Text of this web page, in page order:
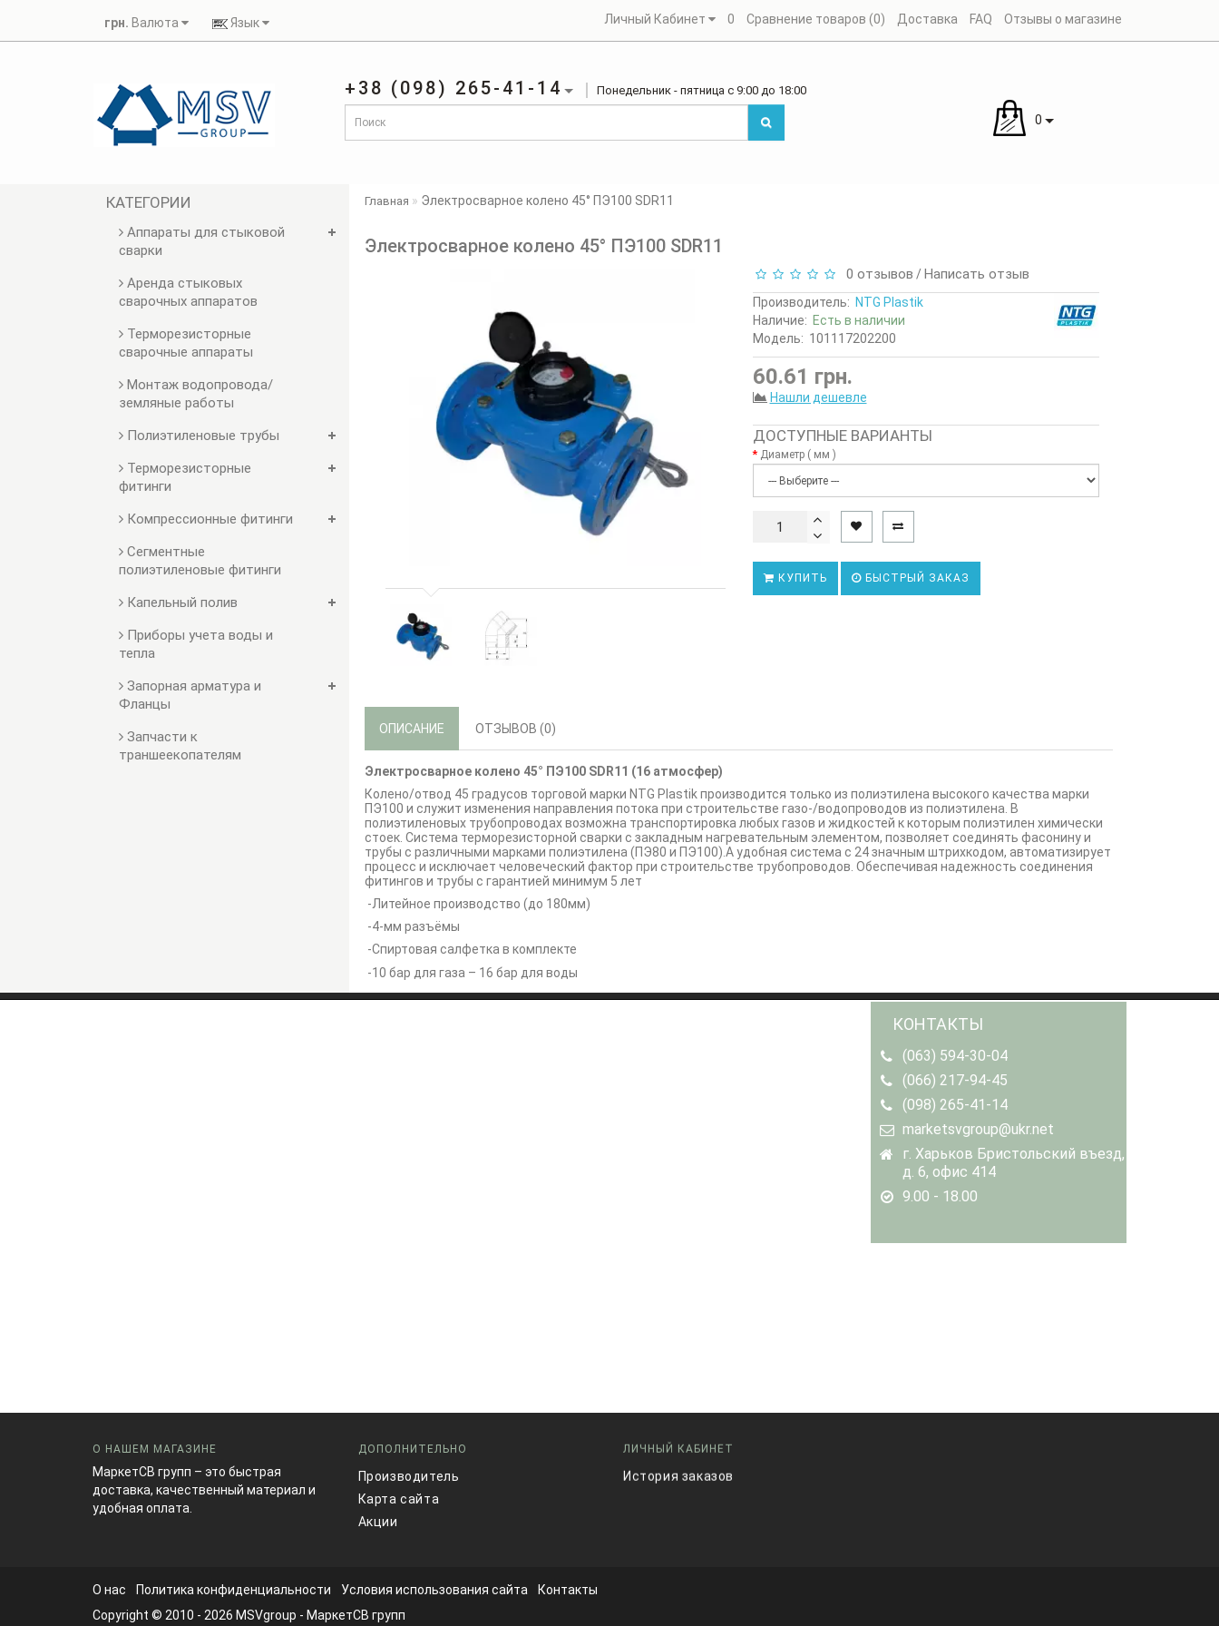
грн. Валюта Язык Личный Кабинет 0 Сравнение товаров (0) Доставка FAQ Отзывы о магазине
+38 (098) 265-41-14 Понедельник - пятница с 9:00 до 18:00
0
КАТЕГОРИИ
Аппараты для стыковой
сварки
Аренда стыковых
сварочных аппаратов
Терморезисторные
сварочные аппараты
Монтаж водопровода/
земляные работы
Полиэтиленовые трубы
Терморезисторные
фитинги
Компрессионные фитинги
Сегментные
полиэтиленовые фитинги
Капельный полив
Приборы учета воды и
тепла
Запорная арматура и
Фланцы
Запчасти к
траншеекопателям
Главная Электросварное колено 45° ПЭ100 SDR11
Электросварное колено 45° ПЭ100 SDR11
0 отзывов / Написать отзыв
Производитель: NTG Plastik
Наличие: Есть в наличии
Модель: 101117202200
60.61 грн.
Нашли дешевле
ДОСТУПНЫЕ ВАРИАНТЫ
Диаметр ( мм )
КУПИТЬ БЫСТРЫЙ ЗАКАЗ
ОПИСАНИЕ ОТЗЫВОВ (0)
Электросварное колено 45° ПЭ100 SDR11 (16 атмосфер)
Колено/отвод 45 градусов торговой марки NTG Plastik производится только из полиэтилена высокого качества марки
ПЭ100 и служит изменения направления потока при строительстве газо-/водопроводов из полиэтилена. В
полиэтиленовых трубопроводах возможна транспортировка любых газов и жидкостей к которым полиэтилен химически
стоек. Система терморезисторной сварки с закладным нагревательным элементом, позволяет соединять фасонину и
трубы с различными марками полиэтилена (ПЭ80 и ПЭ100).А удобная система с 24 значным штрихкодом, автоматизирует
процесс и исключает человеческий фактор при строительстве трубопроводов. Обеспечивая надежность соединения
фитингов и трубы с гарантией минимум 5 лет
-Литейное производство (до 180мм)
-4-мм разъёмы
-Спиртовая салфетка в комплекте
-10 бар для газа – 16 бар для воды
КОНТАКТЫ
(063) 594-30-04
(066) 217-94-45
(098) 265-41-14
marketsvgroup@ukr.net
г. Харьков Бристольский въезд,
д. 6, офис 414
9.00 - 18.00
О НАШЕМ МАГАЗИНЕ
МаркетСВ групп – это быстрая
доставка, качественный материал и
удобная оплата.
ДОПОЛНИТЕЛЬНО
Производитель
Карта сайта
Акции
ЛИЧНЫЙ КАБИНЕТ
История заказов
О нас Политика конфиденциальности Условия использования сайта
Контакты
Copyright © 2010 - 2026 MSVgroup - МаркетСВ групп